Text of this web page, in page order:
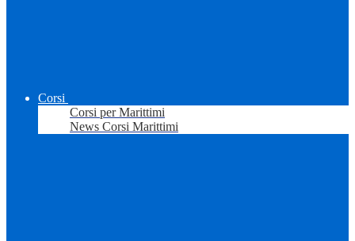
Corsi
Corsi per Marittimi
News Corsi Marittimi